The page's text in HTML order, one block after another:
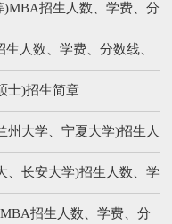
招生人数、学费、分
人数、学费、分数线、
士)招生简章
州大学、宁夏大学)招生人
、长安大学)招生人数、学
招生人数、学费、分